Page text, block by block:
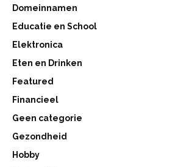
Domeinnamen
Educatie en School
Elektronica
Eten en Drinken
Featured
Financieel
Geen categorie
Gezondheid
Hobby